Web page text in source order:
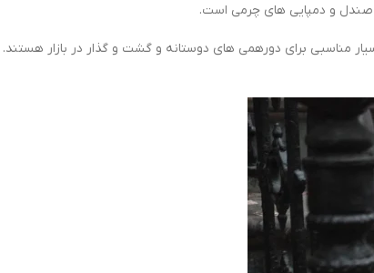
صندل و دمپایی های چرمی است.
مناسبی برای دورهمی های دوستانه و گشت و گذار در بازار هستند.